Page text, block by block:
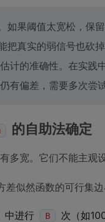
如果阈值太宽松，保
把真实的弱信号也砍
估计的准确性。在实践
有偏差，需要多次尝
的自助法确定
多宽。它们不能主观
差似然函数的可行集
中进行 B
次（如